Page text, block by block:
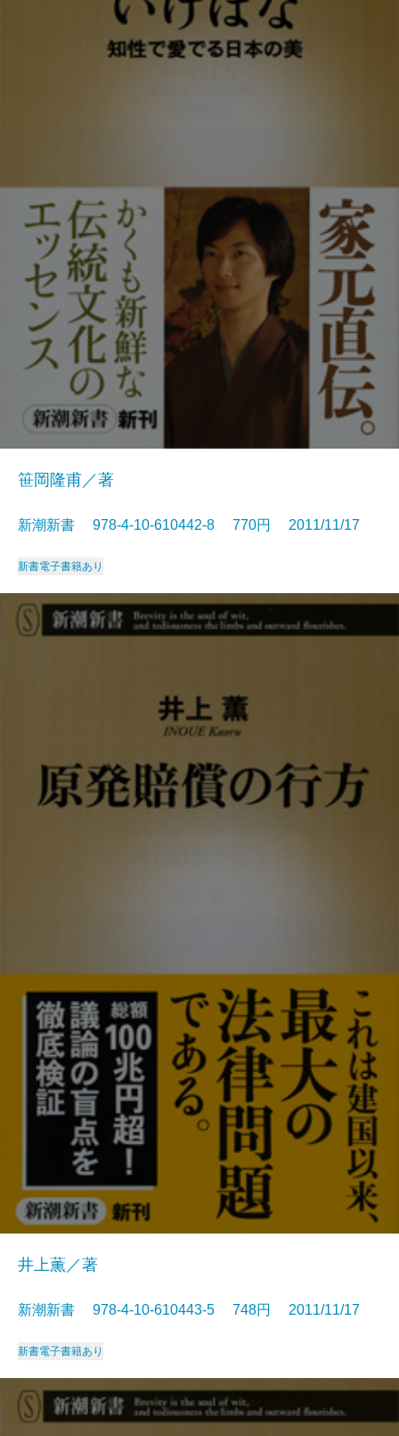
笹岡隆甫／著
新潮新書 978-4-10-610442-8 770円 2011/11/17
新書電子書籍あり
井上薫／著
新潮新書 978-4-10-610443-5 748円 2011/11/17
新書電子書籍あり